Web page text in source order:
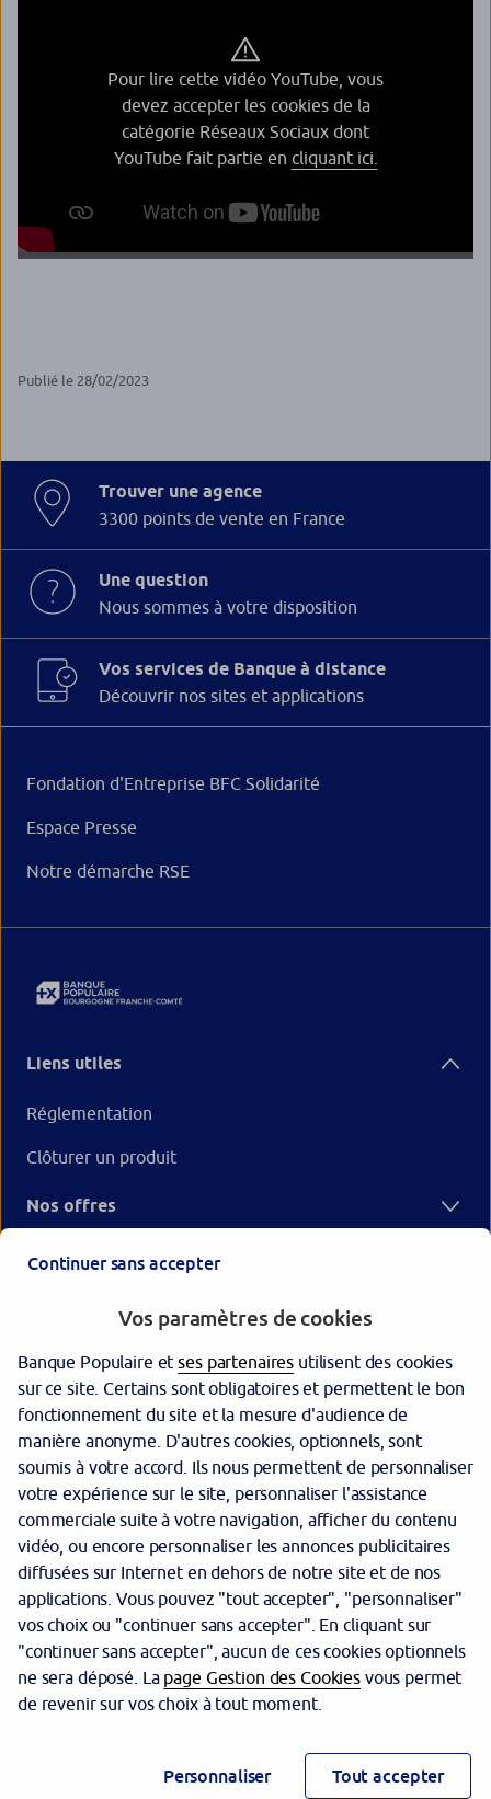
Pour lire cette vidéo YouTube, vous
devez accepter les cookies de la
catégorie Réseaux Sociaux dont
YouTube fait partie en cliquant ici.
Publié le 28/02/2023
Trouver une agence
3300 points de vente en France
Une question
Nous sommes à votre disposition
Vos services de Banque à distance
Découvrir nos sites et applications
Fondation d'Entreprise BFC Solidarité
Espace Presse
Notre démarche RSE
Liens utiles
Réglementation
Clôturer un produit
Nos offres
Nous contacter
Politique cookies
Protection des données personnelles
Garantie des dépôts
Sécurité
Mentions légales
Tarifs
Accessibilité (partiellement conforme)
Continuer sans accepter
Vos paramètres de cookies
Banque Populaire etses partenaires utilisent des cookies
sur ce site. Certains sont obligatoires et permettent le bon
fonctionnement du site et la mesure d'audience de
manière anonyme. D'autres cookies, optionnels, sont
soumis à votre accord. Ils nous permettent de personnaliser
votre expérience sur le site, personnaliser l'assistance
commerciale suite à votre navigation, afficher du contenu
vidéo, ou encore personnaliser les annonces publicitaires
diffusées sur Internet en dehors de notre site et de nos
applications. Vous pouvez "tout accepter", "personnaliser"
vos choix ou "continuer sans accepter". En cliquant sur
"continuer sans accepter", aucun de ces cookies optionnels
ne sera déposé. La page Gestion des Cookiesvous permet
de revenir sur vos choix à tout moment.
Personnaliser Tout accepter